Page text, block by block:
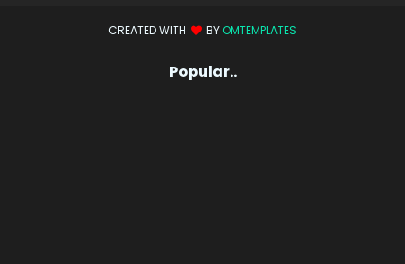
CREATED WITH BY OMTEMPLATES
Popular..